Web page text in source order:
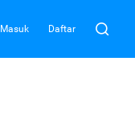
Masuk Daftar